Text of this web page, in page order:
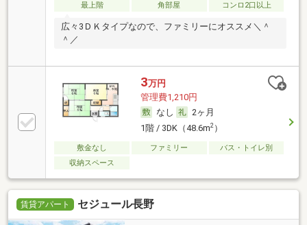
最上階
角部屋 コンロ2口以上
広々3ＤＫタイプなので、ファミリーにオススメ＼＾
＾／
3万円
管理費1,210円
なし
2ヶ月
1階 / 3DK（48.6m2）
敷金なし ファミリー
バス・トイレ別
収納スペース
賃貸アパート セジュール長野